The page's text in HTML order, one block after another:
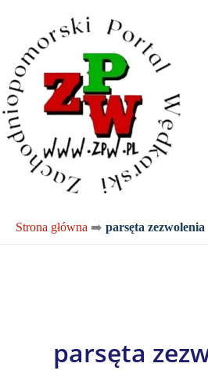
treści
Strona główna ➡️ parsęta zezwolenia
parsęta